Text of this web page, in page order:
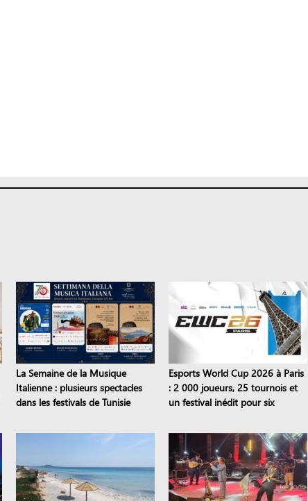
La Semaine de la Musique
Italienne : plusieurs spectacles
dans les festivals de Tunisie
Esports World Cup 2026 à Paris
: 2 000 joueurs, 25 tournois et
un festival inédit pour six